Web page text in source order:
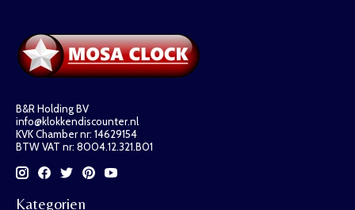
B&R Holding BV
info@klokkendiscounter.nl
KVK Chamber nr: 14629154
BTW VAT nr: 8004.12.321.B01
Kategorien